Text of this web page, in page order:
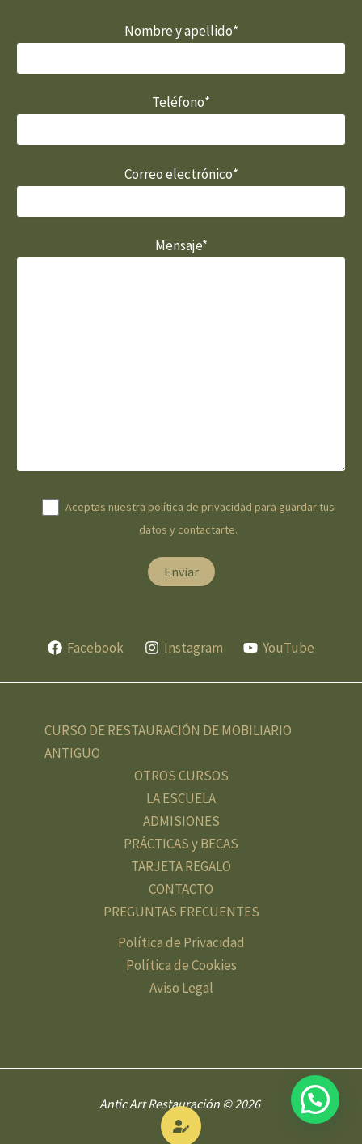
Nombre y apellido*
Teléfono*
Correo electrónico*
Mensaje*
Aceptas nuestra política de privacidad para guardar tus
datos y contactarte.
Facebook Instagram YouTube
CURSO DE RESTAURACIÓN DE MOBILIARIO
ANTIGUO
OTROS CURSOS
LA ESCUELA
ADMISIONES
PRÁCTICAS y BECAS
TARJETA REGALO
CONTACTO
PREGUNTAS FRECUENTES
Política de Privacidad
Política de Cookies
Aviso Legal
Antic Art Restauración © 2026